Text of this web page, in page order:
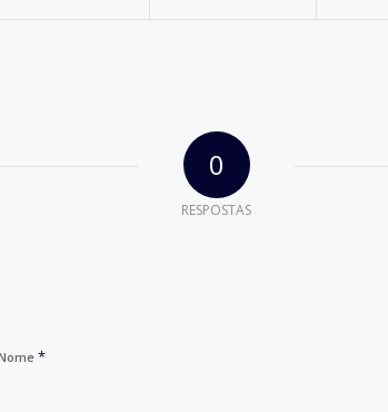
0
RESPOSTAS
*